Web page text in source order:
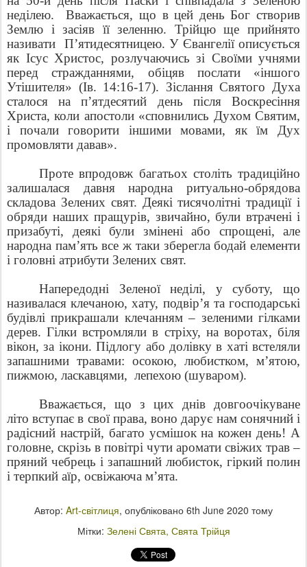
неділею. Вважається, що в цей день Бог створив
Землю і засіяв її зеленню. Трійцю ще прийнято
називати П’ятидесятницею. У Євангелії описується
як Ісус Христос, розлучаючись зі Своїми учнями
перед стражданнями, обіцяв послати «іншого
Утішителя» (Ів. 14:16-17). Зіслання Святого Духа
сталося на п’ятдесятий день після Воскресіння
Христа, коли апостоли «сповнились Духом Святим,
і почали говорити іншими мовами, як їм Дух
промовляти давав».
Проте впродовж багатьох століть традиційно
залишалася давня народна ритуально-обрядова
складова Зелених свят. Деякі тисячолітні традиції і
обряди наших пращурів, звичайно, були втрачені і
призабуті, деякі були змінені або спрощені, але
народна пам’ять все ж таки зберегла бодай елементи
і головні атрибути Зелених свят.
Напередодні Зеленої неділі, у суботу, що
називалася клечаною, хату, подвір’я та господарські
будівлі прикрашали клечанням – зеленими гілками
дерев. Гілки встромляли в стріху, на воротах, біля
вікон, за ікони. Підлогу або долівку в хаті встеляли
запашними травами: осокою, любистком, м’ятою,
пижмою, ласкавцями, лепехою (шуваром).
Вважається, що з цих днів довгоочікуване
літо вступає в свої права, воно дарує нам сонячний і
радісний настрій, багато усмішок на кожен день! А
головне, скрізь в повітрі чути аромати свіжих трав –
пряний чебрець і запашний любисток, гіркий полин
і терпкий аїр, освіжаюча м’ята.
Автор: Art-світлиця, опубліковано 6th June 2020 тому
Мітки: Зелені Свята Свята Трійця